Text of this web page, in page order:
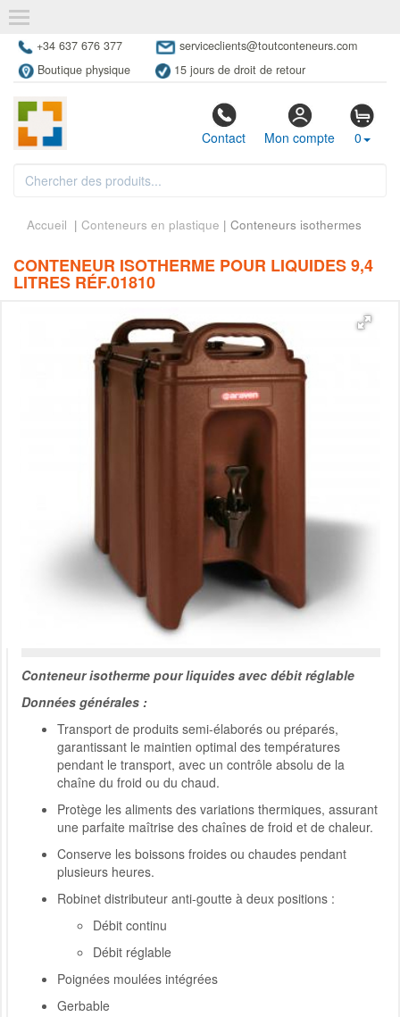
+34 637 676 377
serviceclients@toutconteneurs.com
Boutique physique
15 jours de droit de retour
Contact Mon compte 0
Accueil | Conteneurs en plastique | Conteneurs isothermes
CONTENEUR ISOTHERME POUR LIQUIDES 9,4
LITRES RÉF.01810
Conteneur isotherme pour liquides avec débit réglable
Données générales :
Transport de produits semi-élaborés ou préparés,
garantissant le maintien optimal des températures
pendant le transport, avec un contrôle absolu de la
chaîne du froid ou du chaud.
Protège les aliments des variations thermiques, assurant
une parfaite maîtrise des chaînes de froid et de chaleur.
Conserve les boissons froides ou chaudes pendant
plusieurs heures.
Robinet distributeur anti-goutte à deux positions :
Débit continu
Débit réglable
Poignées moulées intégrées
Gerbable